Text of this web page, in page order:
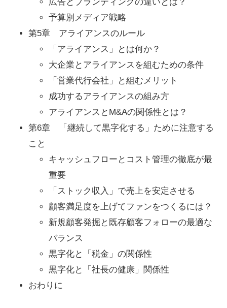
予算別メディア戦略
第5章 アライアンスのルール
「アライアンス」とは何か？
大企業とアライアンスを組むための条件
「営業代行会社」と組むメリット
成功するアライアンスの組み方
アライアンスとM&Aの関係性とは？
第6章 「継続して黒字化する」ために注意する
こと
キャッシュフローとコスト管理の徹底が最
重要
「ストック収入」で売上を安定させる
顧客満足度を上げてファンをつくるには？
新規顧客発掘と既存顧客フォローの最適な
バランス
黒字化と「税金」の関係性
黒字化と「社長の健康」関係性
おわりに